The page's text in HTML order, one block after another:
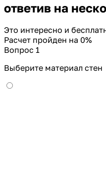
ответив на
Это интересно и
Расчет пройден на 0%
Вопрос 1
Выберите материал стен